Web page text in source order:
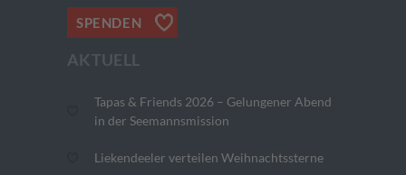
SPENDEN
AKTUELL
Tapas & Friends 2026 – Gelungener Abend
in der Seemannsmission
Liekendeeler verteilen Weihnachtssterne